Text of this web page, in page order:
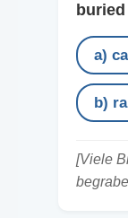
a)
b)
[Viele